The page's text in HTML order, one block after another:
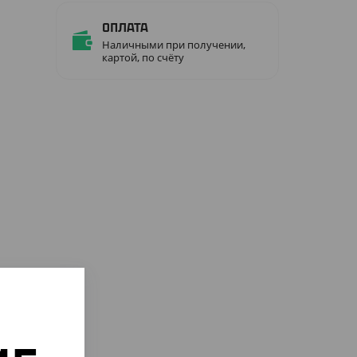
Оплата
Наличными при получении,
картой, по счёту